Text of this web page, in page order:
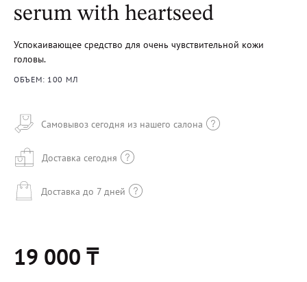
serum with heartseed
Успокаивающее средство для очень чувствительной кожи
головы.
ОБЪЕМ: 100 МЛ
Самовывоз сегодня из нашего салона
Доставка сегодня
Доставка до 7 дней
19 000 ₸